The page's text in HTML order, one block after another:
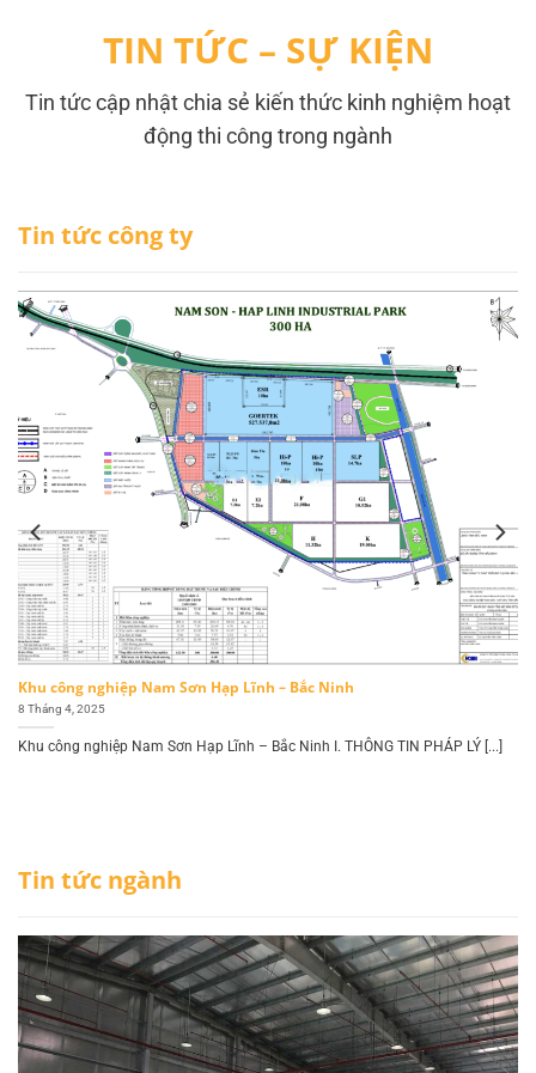
TIN TỨC – SỰ KIỆN
Tin tức cập nhật chia sẻ kiến thức kinh nghiệm hoạt
động thi công trong ngành
Tin tức công ty
Khu công nghiệp Nam Sơn Hạp Lĩnh – Bắc Ninh
8 Tháng 4, 2025
Khu công nghiệp Nam Sơn Hạp Lĩnh – Bắc Ninh I. THÔNG TIN PHÁP LÝ [...]
Tin tức ngành